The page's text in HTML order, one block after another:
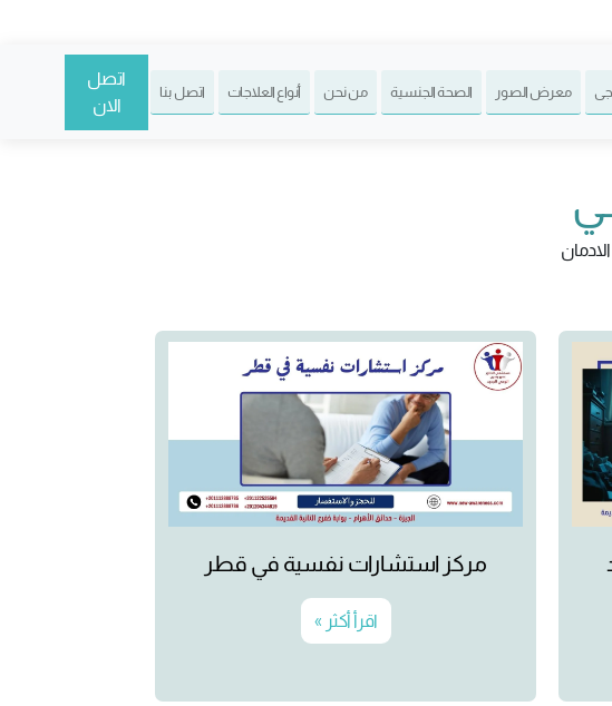
معرض الصور الصحة الجنسية من نحن أنواع العلاجات اتصل بنا
اتصل
الان
مركز استشارات نفسية في قطر
اقرأ أكثر »